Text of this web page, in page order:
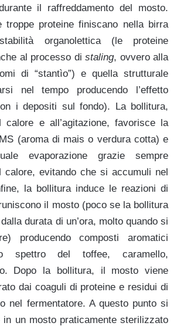
il raffreddamento del mosto.
troppe proteine finiscano nella birra
organolettica (le proteine
al processo distaling, ovvero alla
di “stantìo”) e quella strutturale
nel tempo producendo l’effetto
i depositi sul fondo). La bollitura,
calore e all’agitazione, favorisce la
(aroma di mais o verdura cotta) e
evaporazione grazie sempre
calore, evitando che si accumuli nel
la bollitura induce le reazioni di
il mosto (poco se la bollitura
durata di un’ora, molto quando si
producendo composti aromatici
spettro del toffee, caramello,
Dopo la bollitura, il mosto viene
dai coaguli di proteine e residui di
nel fermentatore. A questo punto si
in un mosto praticamente sterilizzato